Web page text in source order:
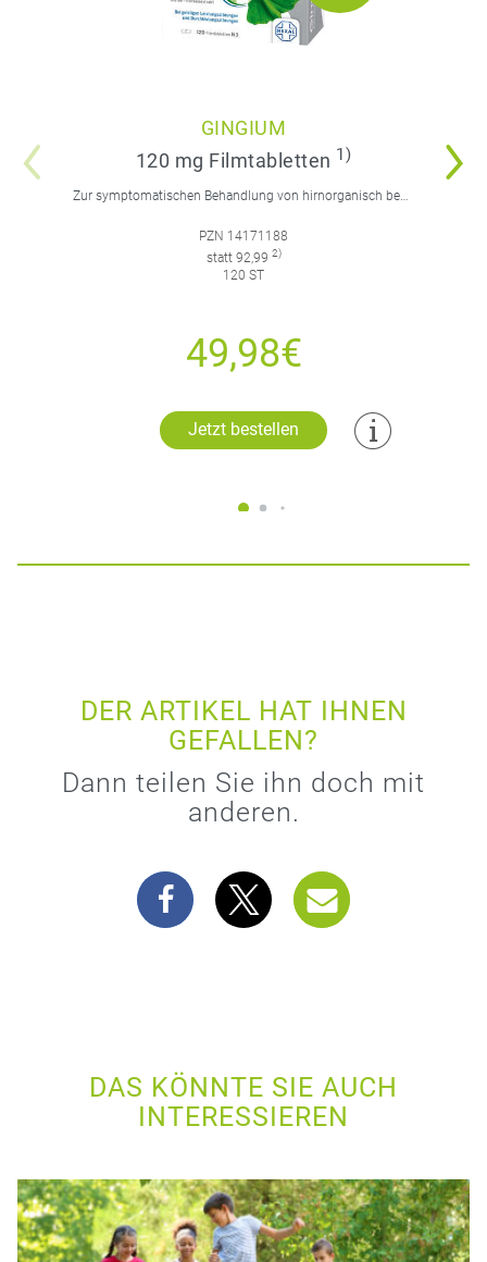
GINGIUM
120 mg Filmtabletten 1)
Zur symptomatischen Behandlung von hirnorganisch bedingten geistigen Leistungseinbußen.
PZN 14171188
statt 92,99 2)
120 ST
49,98€
Jetzt bestellen
DER ARTIKEL HAT IHNEN
GEFALLEN?
Dann teilen Sie ihn doch mit
anderen.
DAS KÖNNTE SIE AUCH
INTERESSIEREN